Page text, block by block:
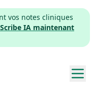
vos notes cliniques
Scribe IA maintenant